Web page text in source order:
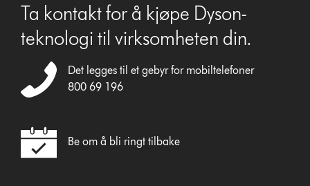
Ta kontakt for å kjøpe Dyson-
teknologi til virksomheten din.
Det legges til et gebyr for mobiltelefoner
800 69 196
Be om å bli ringt tilbake